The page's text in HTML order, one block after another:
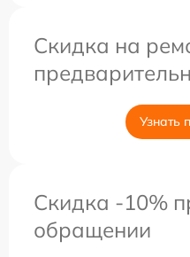
Скидка на
Узнать
Скидка -10%
обращении